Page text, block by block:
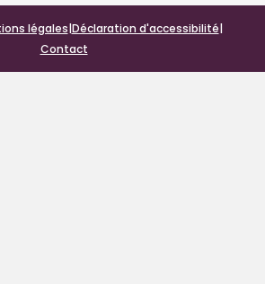
légales|Déclaration d'accessibilité|
Contact